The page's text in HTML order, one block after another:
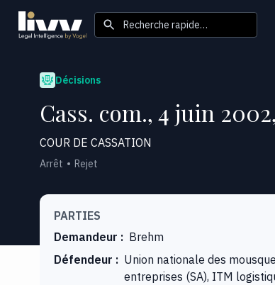
Recherche rapide…
Décisions
Cass. com., 4 juin
COUR DE CASSATION
Arrêt Rejet
PARTIES
Demandeur : Brehm
Défendeur : Union nationale des
entreprises (SA), ITM